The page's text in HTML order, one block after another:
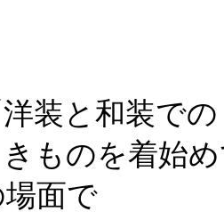
装と和装で
着始めて
場面で